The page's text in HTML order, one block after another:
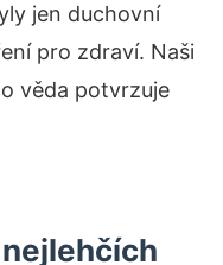
jen duchovní
pro zdraví. Naši
věda potvrzuje